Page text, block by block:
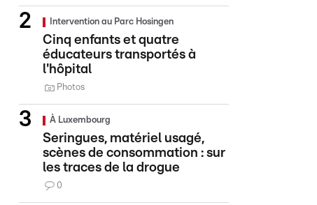
Intervention au Parc Hosingen
Cinq enfants et quatre
éducateurs transportés à
l'hôpital
Photos
À Luxembourg
Seringues, matériel usagé,
scènes de consommation : sur
les traces de la drogue
0